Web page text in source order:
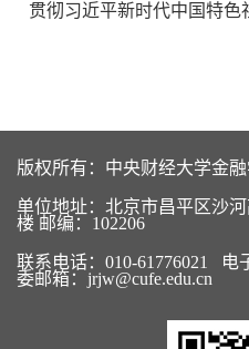
贯彻习近平新时代中国特色
版权所有：中央财经大学金
单位地址：北京市昌平区沙
楼 邮编：102206
联系电话：010-61776021 电
委邮箱：jrjw@cufe.edu.cn